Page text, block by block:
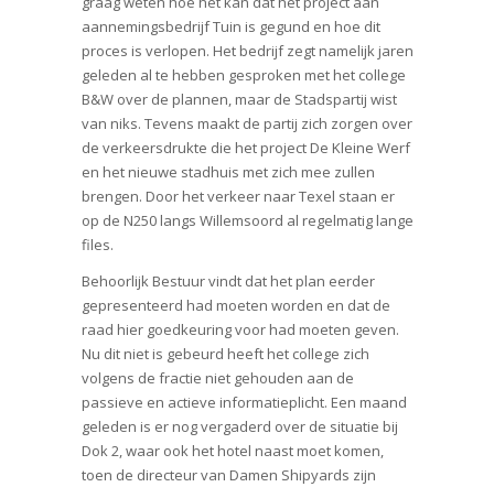
aannemingsbedrijf Tuin is gegund en hoe dit
proces is verlopen. Het bedrijf zegt namelijk jaren
geleden al te hebben gesproken met het college
B&W over de plannen, maar de Stadspartij wist
van niks. Tevens maakt de partij zich zorgen over
de verkeersdrukte die het project De Kleine Werf
en het nieuwe stadhuis met zich mee zullen
brengen. Door het verkeer naar Texel staan er
op de N250 langs Willemsoord al regelmatig lange
files.
Behoorlijk Bestuur vindt dat het plan eerder
gepresenteerd had moeten worden en dat de
raad hier goedkeuring voor had moeten geven.
Nu dit niet is gebeurd heeft het college zich
volgens de fractie niet gehouden aan de
passieve en actieve informatieplicht. Een maand
geleden is er nog vergaderd over de situatie bij
Dok 2, waar ook het hotel naast moet komen,
toen de directeur van Damen Shipyards zijn